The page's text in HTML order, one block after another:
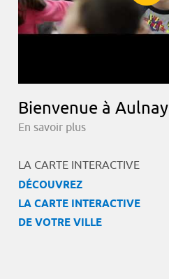
Bienvenue à Aulnay
En savoir plus
LA CARTE INTERACTIVE
DÉCOUVREZ
LA CARTE INTERACTIVE
DE VOTRE VILLE